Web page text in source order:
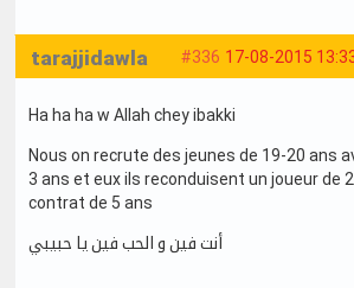
#336 17-08-2015
tarajjidawla
Ha ha ha w Allah chey ibakki
Nous on recrute des jeunes de 19-20 ans
3 ans et eux ils reconduisent un joueur de
contrat de 5 ans
أنت فين و الحب فين يا حبيبي